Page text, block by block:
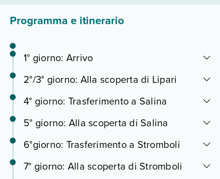
Programma e itinerario
1° giorno: Arrivo
2°/3° giorno: Alla scoperta di Lipari
4° giorno: Trasferimento a Salina
5° giorno: Alla scoperta di Salina
6°giorno: Trasferimento a Stromboli
7° giorno: Alla scoperta di Stromboli